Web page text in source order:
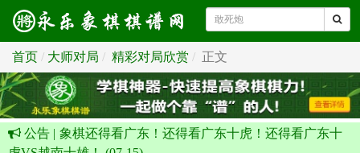
首页 大师对局 精彩对局欣赏 正文
公告 | 象棋还得看广东！还得看广东十虎！还得看广东十